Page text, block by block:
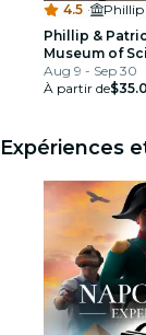
4.5 ·
Phillip &
Museum of
Aquarium &
billet d'entrée
Aug 9 - Sep 30
À partir de
Expériences